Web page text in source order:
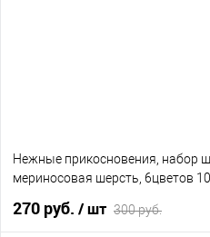
Нежные прикосновения, набор
мериносовая шерсть, 6цветов
270 руб. / шт 300 руб.